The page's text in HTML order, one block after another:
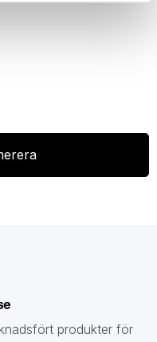
produkter för